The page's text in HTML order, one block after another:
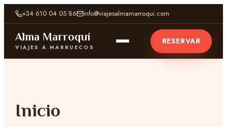
+34 610 04 05 86 info@viajesalmamarroqui.com
Alma Marroquí
VIAJES A MARRUECOS
RESERVAR
Inicio